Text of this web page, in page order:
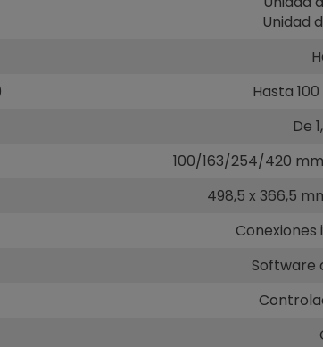
Unidad
Hasta
De
100/163/254/420
498,5 x 366,5
Software